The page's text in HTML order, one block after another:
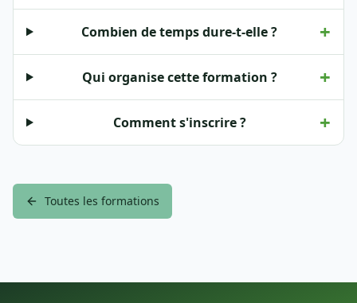
Combien de temps dure-t-elle ? +
Qui organise cette formation ? +
Comment s'inscrire ? +
Toutes les formations